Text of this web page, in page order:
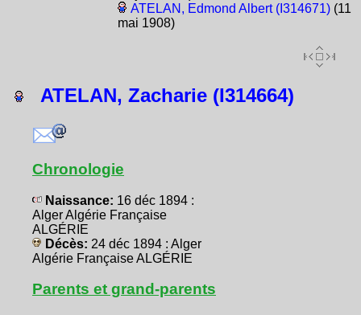
ATELAN, Edmond Albert (I314671)(11
mai 1908)
ATELAN, Zacharie (I314664)
Chronologie
Naissance: 16 déc 1894 :
Alger Algérie Française
ALGÉRIE
Décès: 24 déc 1894 : Alger
Algérie Française ALGÉRIE
Parents et grand-parents